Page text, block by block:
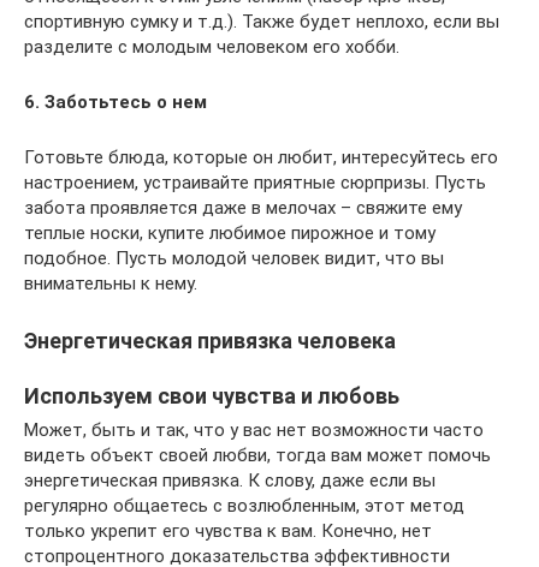
спортивную сумку и т.д.). Также будет неплохо, если вы
разделите с молодым человеком его хобби.
6. Заботьтесь о нем
Готовьте блюда, которые он любит, интересуйтесь его
настроением, устраивайте приятные сюрпризы. Пусть
забота проявляется даже в мелочах – свяжите ему
теплые носки, купите любимое пирожное и тому
подобное. Пусть молодой человек видит, что вы
внимательны к нему.
Энергетическая привязка человека
Используем свои чувства и любовь
Может, быть и так, что у вас нет возможности часто
видеть объект своей любви, тогда вам может помочь
энергетическая привязка. К слову, даже если вы
регулярно общаетесь с возлюбленным, этот метод
только укрепит его чувства к вам. Конечно, нет
стопроцентного доказательства эффективности